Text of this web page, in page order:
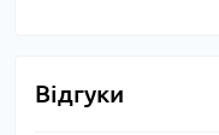
Відгуки